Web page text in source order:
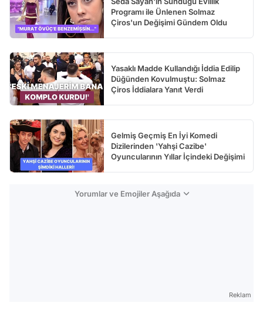
Programı ile Ünlenen Solmaz
Çiros'un Değişimi Gündem Oldu
Yasaklı Madde Kullandığı İddia Edilip
Düğünden Kovulmuştu: Solmaz
Çiros İddialara Yanıt Verdi
Gelmiş Geçmiş En İyi Komedi
Dizilerinden 'Yahşi Cazibe'
Oyuncularının Yıllar İçindeki Değişimi
Yorumlar ve Emojiler Aşağıda
Reklam